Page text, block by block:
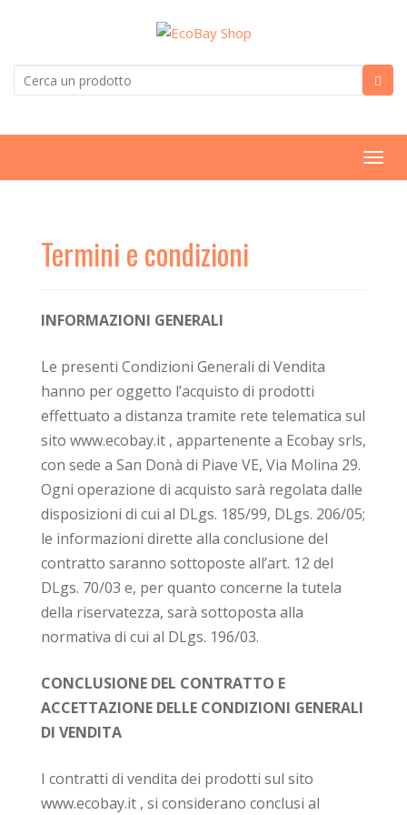
T
o
Termini e condizioni
INFORMAZIONI GENERALI
Le presenti Condizioni Generali di Vendita
hanno per oggetto l’acquisto di prodotti
effettuato a distanza tramite rete telematica sul
sito www.ecobay.it , appartenente a Ecobay srls,
con sede a San Donà di Piave VE, Via Molina 29.
Ogni operazione di acquisto sarà regolata dalle
disposizioni di cui al DLgs. 185/99, DLgs. 206/05;
le informazioni dirette alla conclusione del
contratto saranno sottoposte all’art. 12 del
DLgs. 70/03 e, per quanto concerne la tutela
della riservatezza, sarà sottoposta alla
normativa di cui al DLgs. 196/03.
CONCLUSIONE DEL CONTRATTO E
ACCETTAZIONE DELLE CONDIZIONI GENERALI
DI VENDITA
I contratti di vendita dei prodotti sul sito
www.ecobay.it , si considerano conclusi al